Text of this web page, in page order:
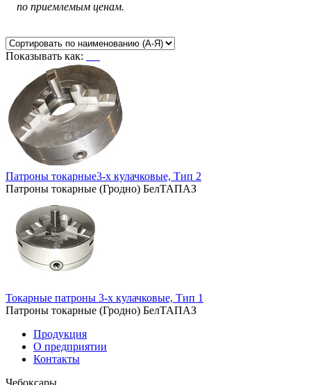
по приемлемым ценам.
Показывать как:
Патроны токарные3-х кулачковые, Тип 2
Патроны токарные (Гродно) БелТАПАЗ
Токарные патроны 3-х кулачковые, Тип 1
Патроны токарные (Гродно) БелТАПАЗ
Продукция
О предприятии
Контакты
Чебоксары